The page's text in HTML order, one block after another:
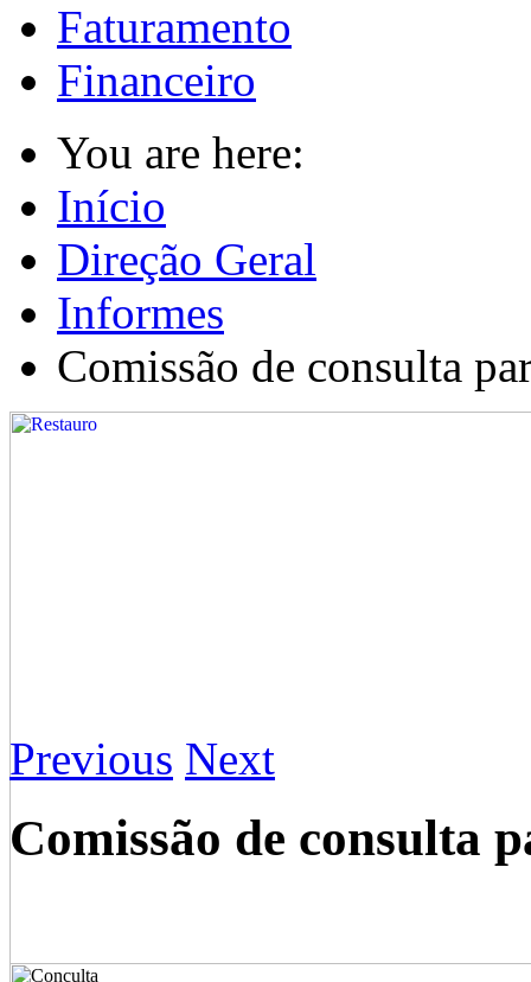
Faturamento
Financeiro
You are here:
Início
Direção Geral
Informes
Comissão de consulta
Previous Next
Comissão de consulta